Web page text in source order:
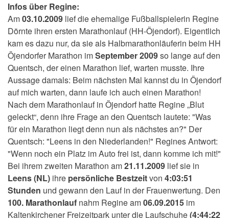
Infos über Regine:
Am03.10.2009 lief die ehemalige Fußballspielerin Regine
Dörnte ihren ersten Marathonlauf (HH-Öjendorf). Eigentlich
kam es dazu nur, da sie als Halbmarathonläuferin beim HH
Öjendorfer Marathon imSeptember 2009so lange auf den
Quentsch, der einen Marathon lief, warten musste. Ihre
Aussage damals: Beim nächsten Mal kannst du in Öjendorf
auf mich warten, dann laufe ich auch einen Marathon!
Nach dem Marathonlauf in Öjendorf hatte Regine „Blut
geleckt“, denn ihre Frage an den Quentsch lautete: "Was
für ein Marathon liegt denn nun als nächstes an?" Der
Quentsch: "Leens in den Niederlanden!" Regines Antwort:
"Wenn noch ein Platz im Auto frei ist, dann komme ich mit!"
Bei ihrem zweiten Marathon am21.11.2009 lief sie in
Leens (NL) ihre persönliche Bestzeitvon 4:03:51
Stunden und gewann den Lauf in der Frauenwertung. Den
100. Marathonlauf nahm Regine am06.09.2015 im
Kaltenkirchener Freizeitpark unter die Laufschuhe(4:44:22